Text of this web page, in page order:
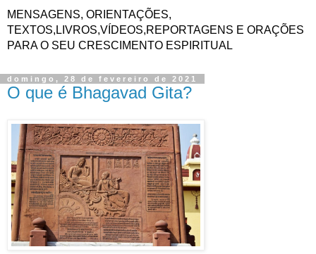
MENSAGENS, ORIENTAÇÕES,
TEXTOS,LIVROS,VÍDEOS,REPORTAGENS E ORAÇÕES
PARA O SEU CRESCIMENTO ESPIRITUAL
domingo, 28 de fevereiro de 2021
O que é Bhagavad Gita?